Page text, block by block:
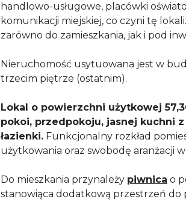
handlowo-usługowe, placówki
komunikacji miejskiej, co czyni tę
zarówno do zamieszkania, jak i pod
Nieruchomość usytuowana jest w
trzecim piętrze (ostatnim).
Lokal o powierzchni użytkowej
pokoi, przedpokoju, jasnej kuchni
łazienki. Funkcjonalny rozkład
użytkowania oraz swobodę aranżacji
Do mieszkania przynależy piwnica o
stanowiąca dodatkową przestrzeń do